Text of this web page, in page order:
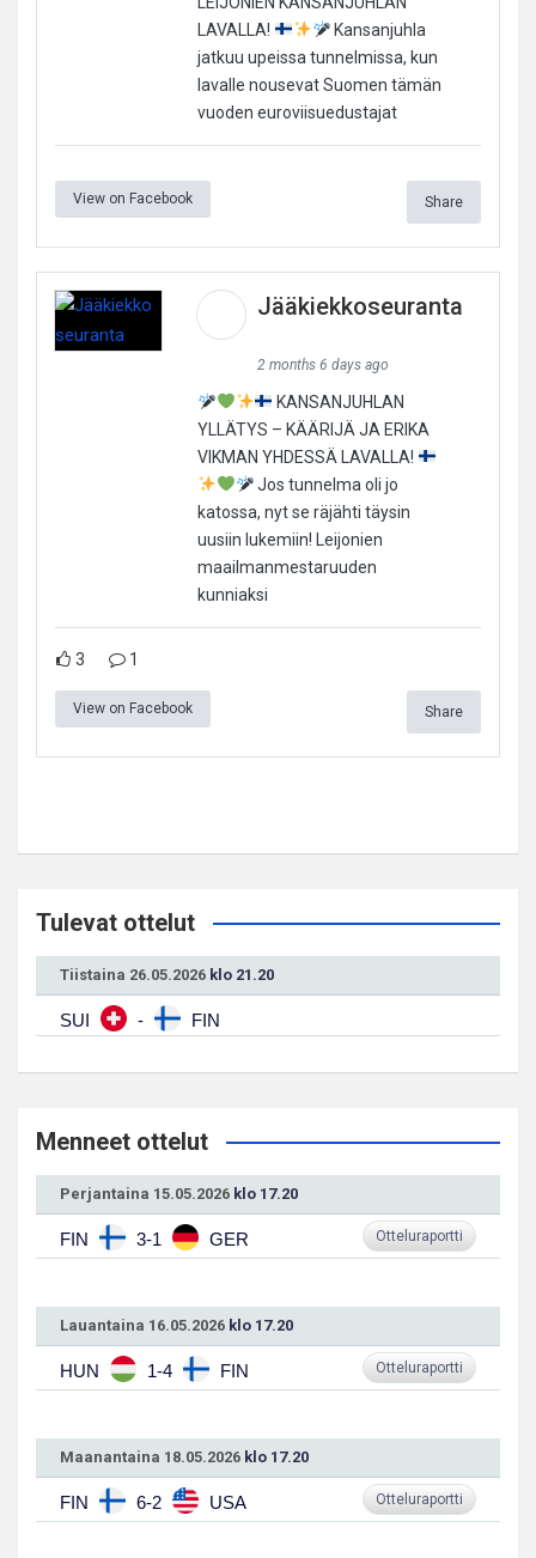
LAVALLA!
Kansanjuhla
jatkuu upeissa tunnelmissa, kun
lavalle nousevat Suomen tämän
vuoden euroviisuedustajat
View on Facebook Share
Jääkiekkoseuranta
2 months 6 days ago
KANSANJUHLAN
YLLÄTYS – KÄÄRIJÄ JA ERIKA
VIKMAN YHDESSÄ LAVALLA!
Jos tunnelma oli jo
katossa, nyt se räjähti täysin
uusiin lukemiin! Leijonien
maailmanmestaruuden
kunniaksi
3 1
View on Facebook Share
Tulevat ottelut
Tiistaina 26.05.2026 klo 21.20
SUI - FIN
Menneet ottelut
Perjantaina 15.05.2026 klo 17.20
FIN 3-1 GER Otteluraportti
Lauantaina 16.05.2026 klo 17.20
HUN 1-4 FIN Otteluraportti
Maanantaina 18.05.2026 klo 17.20
FIN 6-2 USA Otteluraportti